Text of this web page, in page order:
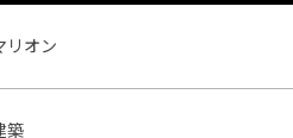
リオン
築